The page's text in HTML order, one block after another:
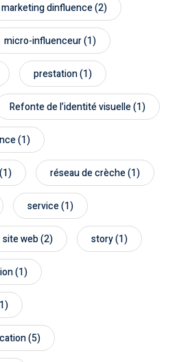
marketing dinfluence(2)
micro-influenceur(1)
prestation(1)
Refonte de l’identité visuelle(1)
(1)
(1) réseau de crèche(1)
service(1)
site web(2) story(1)
(1)
(5)